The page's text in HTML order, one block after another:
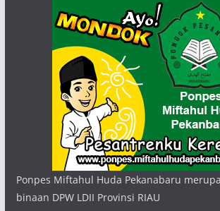
Ponpes Miftahul Huda Pekanabaru
binaan DPW LDII Provinsi RIAU